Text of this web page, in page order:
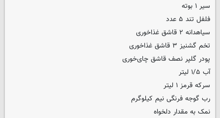
سیر ۱ بوته
فلفل تند ۵ عدد
سیاهدانه ۲ قاشق غذاخوری
تخم گشنیز ۳ قاشق غذاخوری
پودر گلپر نصف قاشق چای‌خوری
آب ۱/۵ لیتر
سرکه قرمز ۱ لیتر
رب گوجه فرنگی نیم کیلوگرم
نمک به مقدار دلخواه